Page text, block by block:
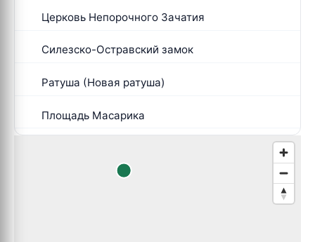
Церковь Непорочного Зачатия
Силезско-Остравский замок
Ратуша (Новая ратуша)
Площадь Масарика